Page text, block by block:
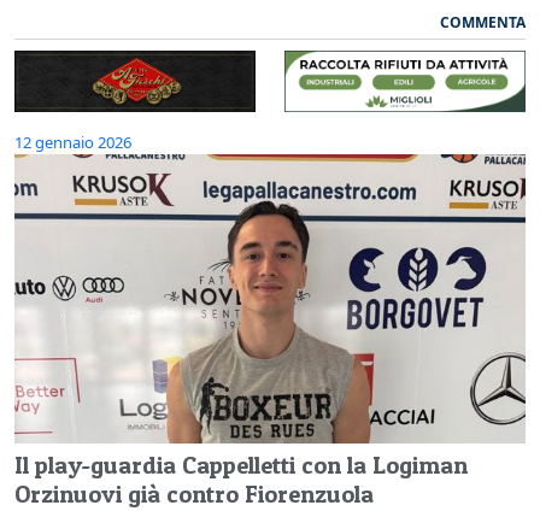
COMMENTA
12 gennaio 2026
Il play-guardia Cappelletti con la Logiman
Orzinuovi già contro Fiorenzuola